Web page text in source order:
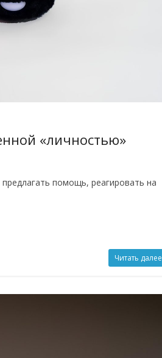
«личностью»
помощь, реагировать на
Читать далее